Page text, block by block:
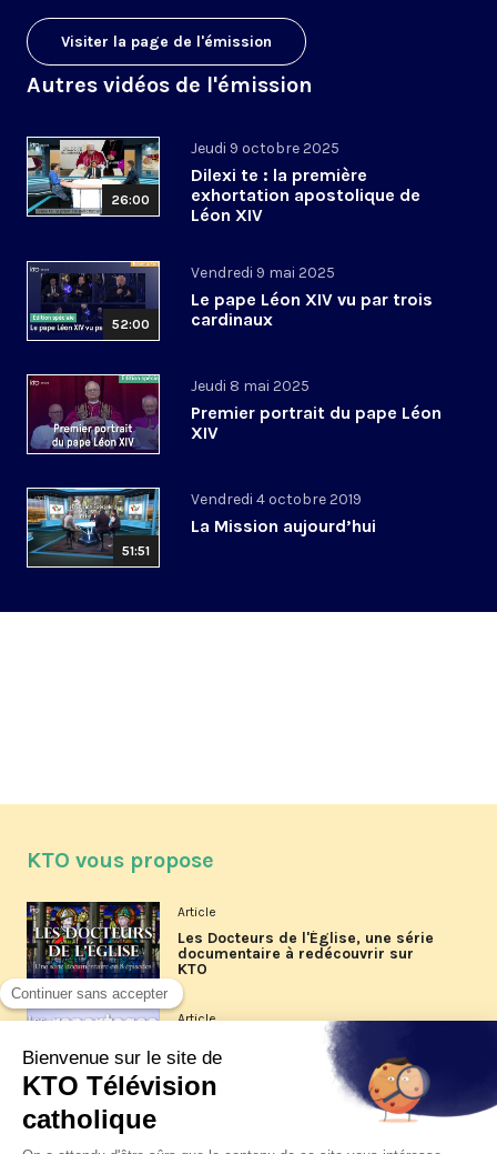
Visiter la page de l'émission
Autres vidéos de l'émission
26:00
Jeudi 9 octobre 2025
Dilexi te : la première
exhortation apostolique de
Léon XIV
52:00
Vendredi 9 mai 2025
Le pape Léon XIV vu par trois
cardinaux
Jeudi 8 mai 2025
Premier portrait du pape Léon
XIV
51:51
Vendredi 4 octobre 2019
La Mission aujourd’hui
KTO vous propose
Article
Les Docteurs de l'Église, une série
documentaire à redécouvrir sur
KTO
Article
Les reportages d'été 2026 de KTO
La visite pastorale du pape Léon